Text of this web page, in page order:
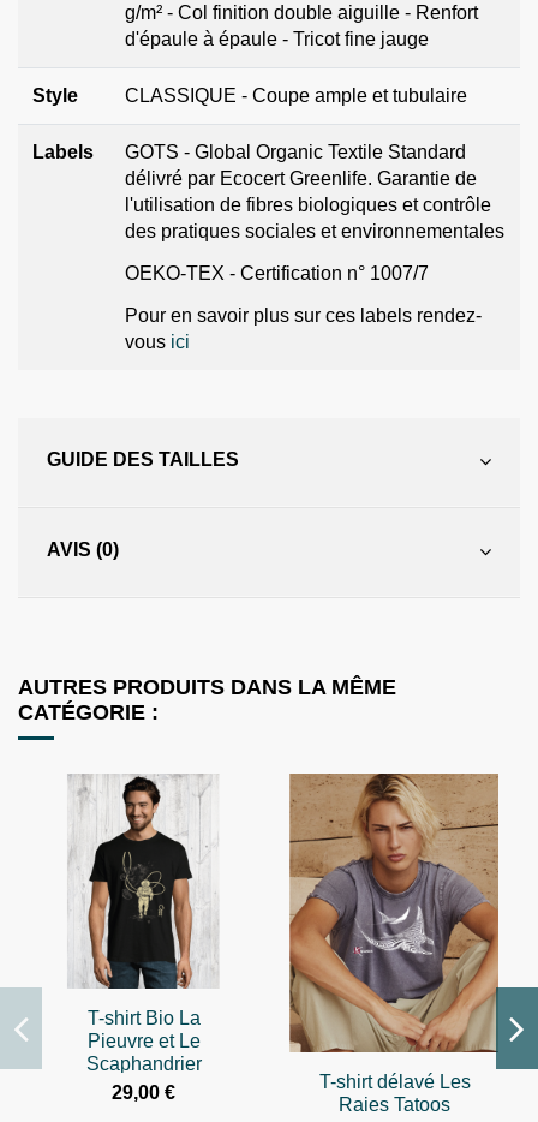
g/m² - Col finition double aiguille - Renfort
d'épaule à épaule - Tricot fine jauge
Style CLASSIQUE - Coupe ample et tubulaire
Labels
GOTS - Global Organic Textile Standard
délivré par Ecocert Greenlife. Garantie de
l'utilisation de fibres biologiques et contrôle
des pratiques sociales et environnementales
OEKO-TEX - Certification n° 1007/7
Pour en savoir plus sur ces labels rendez-
vous ici
GUIDE DES TAILLES
AVIS (0)
AUTRES PRODUITS DANS LA MÊME
CATÉGORIE :
T-shirt Bio La
Pieuvre et Le
Scaphandrier
29,00 €
T-shirt délavé Les
Raies Tatoos